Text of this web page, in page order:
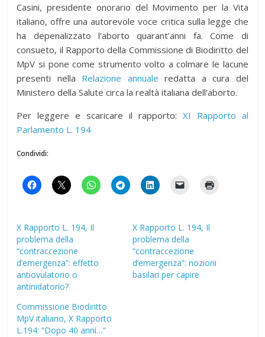
Casini, presidente onorario del Movimento per la Vita
italiano, offre una autorevole voce critica sulla legge che
ha depenalizzato l’aborto quarant’anni fa. Come di
consueto, il Rapporto della Commissione di Biodiritto del
MpV si pone come strumento volto a colmare le lacune
presenti nella Relazione annuale redatta a cura del
Ministero della Salute circa la realtà italiana dell’aborto.
Per leggere e scaricare il rapporto: XI Rapporto al
Parlamento L. 194
Condividi:
X Rapporto L. 194, Il
problema della
“contraccezione
d’emergenza”: effetto
antiovulatorio o
antinidatorio?
X Rapporto L. 194, Il
problema della
“contraccezione
d’emergenza”: nozioni
basilari per capire
Commissione Biodiritto
MpV italiano, X Rapporto
L.194: “Dopo 40 anni…”